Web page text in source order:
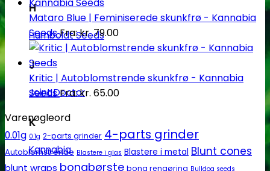
H
Humboldt Seeds
J
Joint Doctor
K
Kannabia
Mataro Blue | Feminiserede skunkfrø - Kannabia
SeedsFra:kr.79.00
Kritic | Autoblomstrende skunkfrø - Kannabia
SeedsFra:kr. 65.00
Varenøgleord
0.01g 0.1g 2-parts grinder 4-parts grinder
Autoblomstrende Blastere i glas Blastere i metal Blunt cones
blunt wraps bongbørste bong rengøring Bulldog seeds